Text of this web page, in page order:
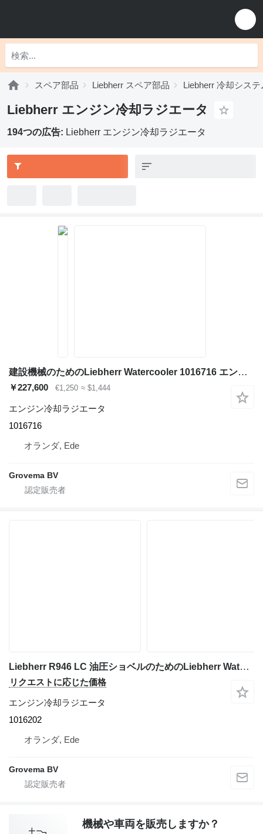
スペア部品 Liebherr スペア部品 Liebherr 冷却システ
Liebherr エンジン冷却ラジエータ
194つの広告: Liebherr エンジン冷却ラジエータ
建設機械のためのLiebherr Watercooler 1016716 エンジン冷却ラジエータ
￥227,600 €1,250 ≈ $1,444
エンジン冷却ラジエータ
1016716
オランダ, Ede
Grovema BV
Liebherr R946 LC 油圧ショベルのためのLiebherr Watercooler 1016202 エンジン冷却ラジエータ
リクエストに応じた価格
エンジン冷却ラジエータ
1016202
オランダ, Ede
Grovema BV
機械や車両を販売しますか？